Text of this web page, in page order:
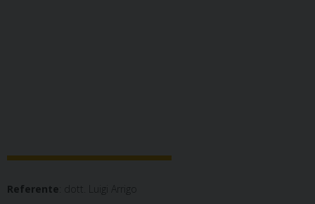
Referente : dott. Luigi Arrigo